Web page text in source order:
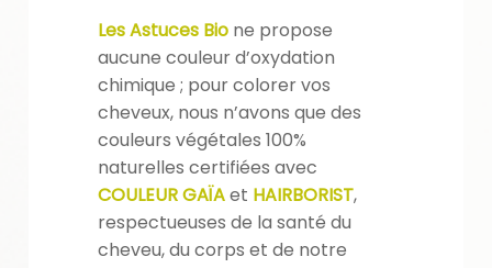
Les Astuces Bione propose
aucune couleur d’oxydation
chimique ; pour colorer vos
cheveux, nous n’avons que des
couleurs végétales 100%
naturelles certifiées avec
COULEUR GAÏAet HAIRBORIST,
respectueuses de la santé du
cheveu, du corps et de notre